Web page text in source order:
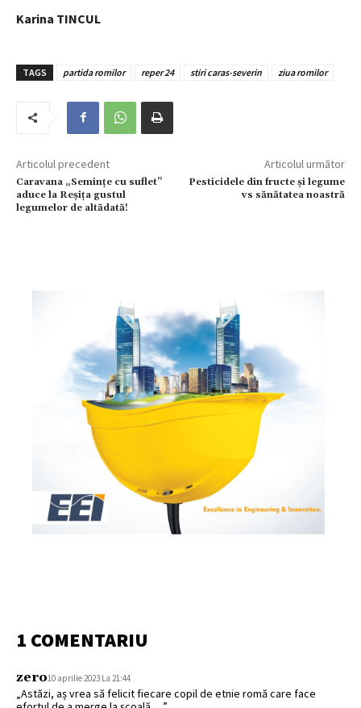
Karina TINCUL
TAGS partida romilor reper 24 stiri caras-severin ziua romilor
Articolul precedent
Caravana „Semințe cu suflet”
aduce la Reșița gustul
legumelor de altădată!
Articolul următor
Pesticidele din fructe și legume
vs sănătatea noastră
1 COMENTARIU
zero10 aprilie 2023 La 21:44
„Astăzi, aș vrea să felicit fiecare copil de etnie romă care face